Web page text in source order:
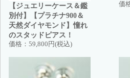
【ジュエリーケース＆鑑
別付】【プラチナ900＆
天然ダイヤモンド】憧れ
のスタッドピアス！
価格： 59,800円(税込)
価